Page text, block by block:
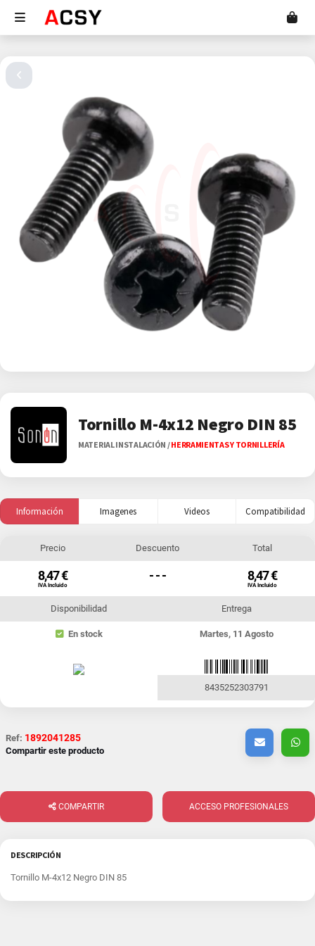
Tornillo M-4x12 Negro DIN 85
MATERIAL INSTALACIÓN /HERRAMIENTAS Y TORNILLERÍA
Información Imagenes Videos Compatibilidad
Precio
8,47 €
IVA Incluido
Descuento
- - -
Total
8,47 €
IVA Incluido
Disponibilidad
En stock
Entrega
Martes, 11 Agosto
8435252303791
Ref: 1892041285
Compartir este producto
COMPARTIR ACCESO PROFESIONALES
DESCRIPCIÓN
Tornillo M-4x12 Negro DIN 85